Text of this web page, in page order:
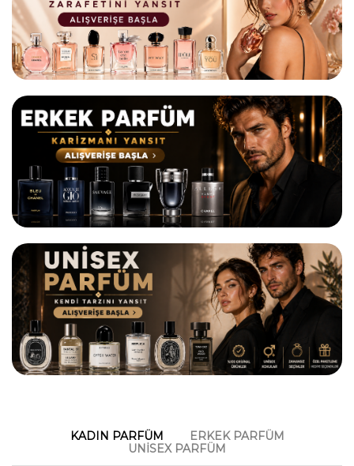
KADIN PARFÜM
ERKEK PARFÜM
UNİSEX PARFÜM